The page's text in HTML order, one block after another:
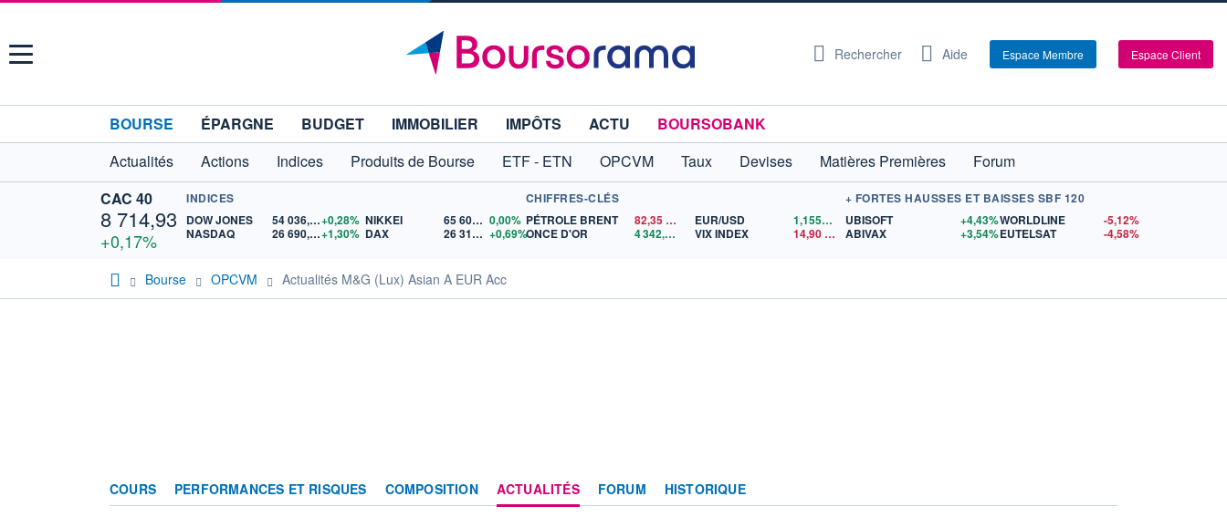
Menu Rechercher Aide Espace Membre Espace Client
BOURSE ÉPARGNE BUDGET IMMOBILIER IMPÔTS ACTU
BOURSOBANK
Actualités
Actions Indices Produits de Bourse ETF - ETN OPCVM Taux Devises Matières Premières
Forum
CAC 40
8 714,93
+0,17%
INDICES
DOW JONES
54 036,93+0,28%
NASDAQ
26 690,62+1,30%
NIKKEI 65 606,71 0,00%
DAX
26 319,45 +0,69%
CHIFFRES-CLÉS
PÉTROLE BRENT
82,35$US
ONCE D'OR
4 342,26 $US
EUR/USD 1,1559$US
VIX INDEX
14,90
+ FORTES HAUSSES ET BAISSES SBF 120
UBISOFT
+4,43%
ABIVAX
+3,54%
WORLDLINE
-5,12%
EUTELSAT
-4,58%
Bourse OPCVM Actualités M&G (Lux) Asian A EUR Acc
COURS PERFORMANCES ET RISQUES COMPOSITION ACTUALITÉS FORUM HISTORIQUE